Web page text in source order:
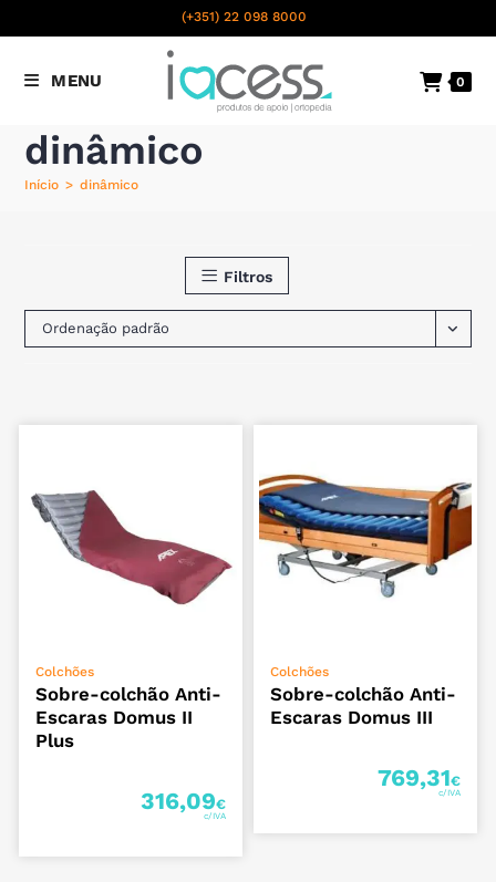
(+351) 22 098 8000
nacional
MENU 0
dinâmico
Início > dinâmico
Filtros
Ordenação padrão
Colchões
Sobre-colchão Anti-
Escaras Domus II
Plus
316,09€
Colchões
Sobre-colchão Anti-
Escaras Domus III
769,31€